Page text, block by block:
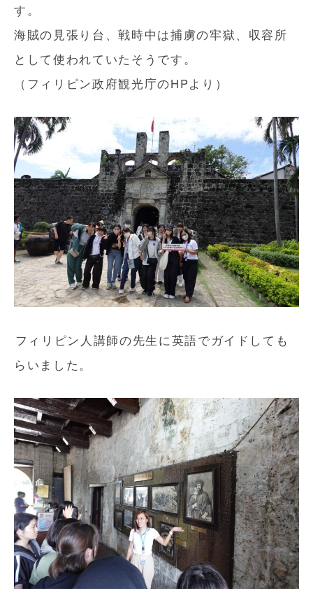
す。
海賊の見張り台、戦時中は捕虜の牢獄、収容所
として使われていたそうです。
（フィリピン政府観光庁のHPより）
フィリピン人講師の先生に英語でガイドしても
らいました。